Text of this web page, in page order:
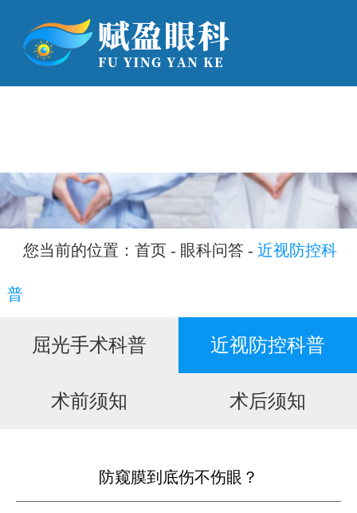
网站首页
走进赋盈
专家团队
医院动态
眼科问答
就医指南
预约门诊
您当前的位置： 首页 - 眼科问答- 近视防控科
普
屈光手术科普 近视防控科普
术前须知 术后须知
防窥膜到底伤不伤眼？